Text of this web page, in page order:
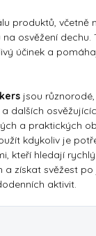
produktů, včetně
na osvěžení
účinek a
jsou
dalších
a praktických
kdykoliv je
kteří hledají
a získat svěžest
aktivit.